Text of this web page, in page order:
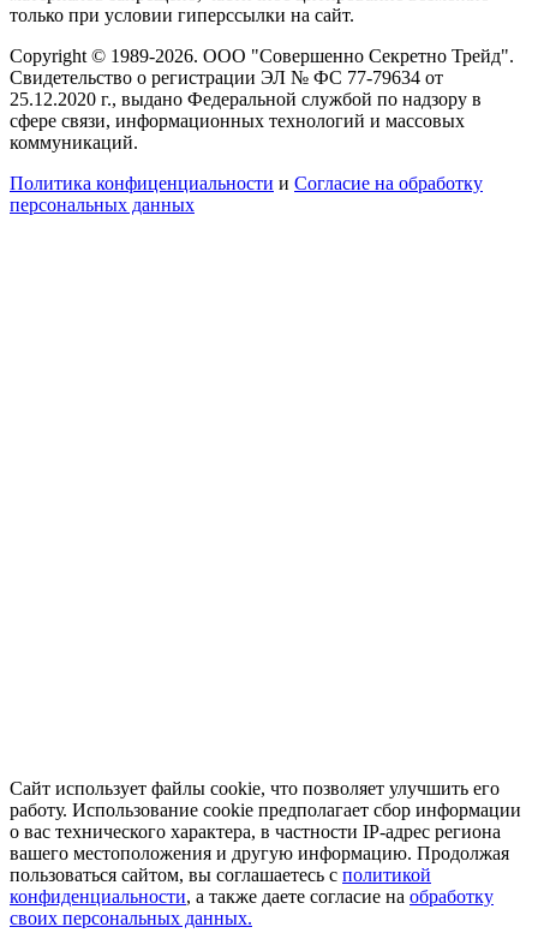
только при условии гиперссылки на сайт.
Copyright © 1989-2026. ООО "Совершенно Секретно Трейд".
Свидетельство о регистрации ЭЛ № ФС 77-79634 от
25.12.2020 г., выдано Федеральной службой по надзору в
сфере связи, информационных технологий и массовых
коммуникаций.
Политика конфиценциальности и Согласие на обработку
персональных данных
Сайт использует файлы cookie, что позволяет улучшить его
работу. Использование cookie предполагает сбор информации
о вас технического характера, в частности IP-адрес региона
вашего местоположения и другую информацию. Продолжая
пользоваться сайтом, вы соглашаетесь с политикой
конфиденциальности, а также даете согласие на обработку
своих персональных данных.